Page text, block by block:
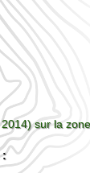
sur la
: